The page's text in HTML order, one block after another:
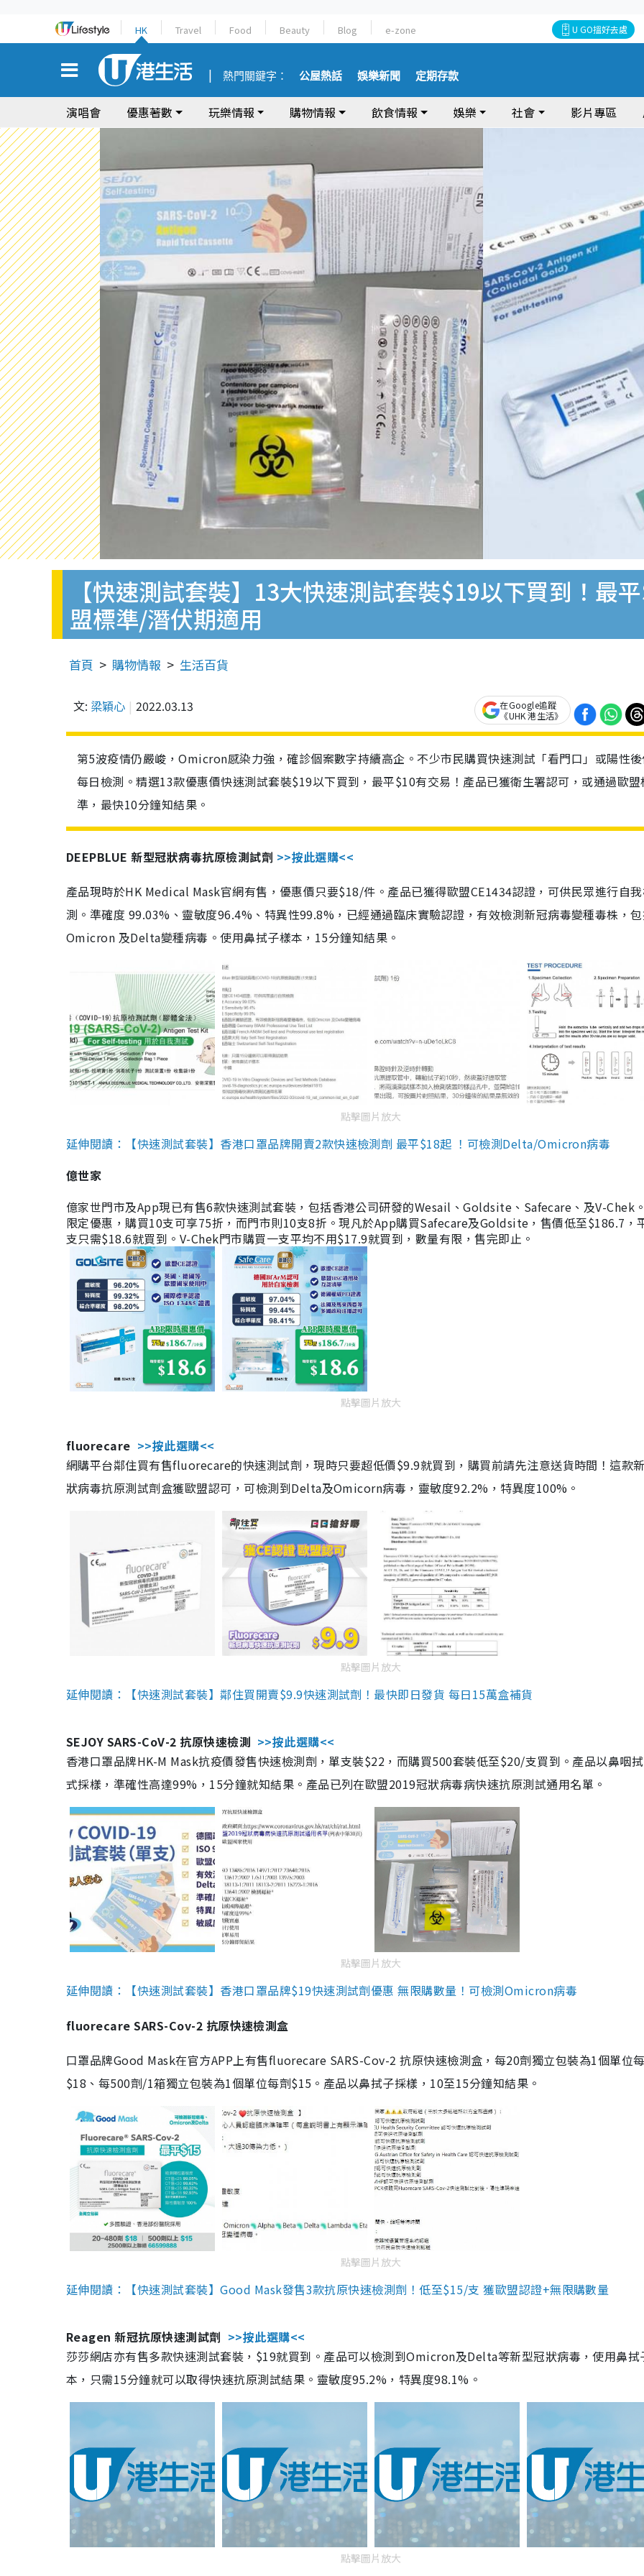
HK Travel Food Beauty Blog e-zone U GO搵好去處
熱門關鍵字： 公屋熱話 娛樂新聞 定期存款
演唱會 優惠著數 玩樂情報 購物情報 飲食情報 娛樂 社會 影片專區
【快速測試套裝】13大快速測試套裝$19以下買到！最
盟標準/潛伏期適用
首頁 購物情報 生活百貨
文: 梁穎心 2022.03.13
在Google追蹤
《UHK 港生活》
第5波疫情仍嚴峻，Omicron感染力強，確診個案數字持續高企。不少市民購買快速測試「看門口」或陽性
每日檢測。精選13款優惠價快速測試套裝$19以下買到，最平$10有交易！產品已獲衛生署認可，或通過歐盟
準，最快10分鐘知結果。
DEEPBLUE 新型冠狀病毒抗原檢測試劑 >>按此選購<<
產品現時於HK Medical Mask官網有售，優惠價只要$18/件。產品已獲得歐盟CE1434認證，可供民眾進行自
測。準確度 99.03%、靈敏度96.4%、特異性99.8%，已經通過臨床實驗認證，有效檢測新冠病毒變種毒株，
Omicron 及Delta變種病毒。使用鼻拭子樣本，15分鐘知結果。
點擊圖片放大
延伸閱讀：【快速測試套裝】香港口罩品牌開賣2款快速檢測劑 最平$18起 ！可檢測Delta/Omicron病毒
億世家
億家世門市及App現已有售6款快速測試套裝，包括香港公司研發的Wesail、Goldsite、Safecare、及V-Chek
限定優惠，購買10支可享75折，而門市則10支8折。現凡於App購買Safecare及Goldsite，售價低至$186.7，
支只需$18.6就買到。V-Chek門市購買一支平均不用$17.9就買到，數量有限，售完即止。
點擊圖片放大
fluorecare >>按此選購<<
網購平台鄰住買有售fluorecare的快速測試劑，現時只要超低價$9.9就買到，購買前請先注意送貨時間！這款
狀病毒抗原測試劑盒獲歐盟認可，可檢測到Delta及Omicorn病毒，靈敏度92.2%，特異度100%。
點擊圖片放大
延伸閱讀：【快速測試套裝】鄰住買開賣$9.9快速測試劑！最快即日發貨 每日15萬盒補貨
SEJOY SARS-CoV-2 抗原快速檢測 >>按此選購<<
香港口罩品牌HK-M Mask抗疫價發售快速檢測劑，單支裝$22，而購買500套裝低至$20/支買到。產品以鼻咽
式採樣，準確性高達99%，15分鐘就知結果。產品已列在歐盟2019冠狀病毒病快速抗原測試通用名單。
點擊圖片放大
延伸閱讀：【快速測試套裝】香港口罩品牌$19快速測試劑優惠 無限購數量！可檢測Omicron病毒
fluorecare SARS-Cov-2 抗原快速檢測盒
口罩品牌Good Mask在官方APP上有售fluorecare SARS-Cov-2 抗原快速檢測盒，每20劑獨立包裝為1個單位
$18、每500劑/1箱獨立包裝為1個單位每劑$15。產品以鼻拭子採樣，10至15分鐘知結果。
點擊圖片放大
延伸閱讀：【快速測試套裝】Good Mask發售3款抗原快速檢測劑！低至$15/支 獲歐盟認證+無限購數量
Reagen 新冠抗原快速測試劑 >>按此選購<<
莎莎網店亦有售多款快速測試套裝，$19就買到。產品可以檢測到Omicron及Delta等新型冠狀病毒，使用鼻拭
本，只需15分鐘就可以取得快速抗原測試結果。靈敏度95.2%，特異度98.1%。
點擊圖片放大